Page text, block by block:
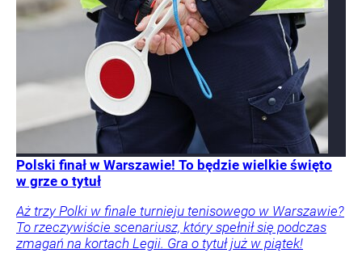
Polski finał w Warszawie! To będzie wielkie święto
w grze o tytuł
Aż trzy Polki w finale turnieju tenisowego w Warszawie?
To rzeczywiście scenariusz, który spełnił się podczas
zmagań na kortach Legii. Gra o tytuł już w piątek!